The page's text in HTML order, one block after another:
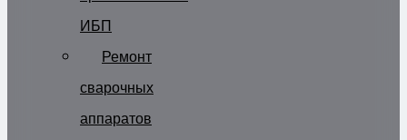
ИБП
Ремонт
сварочных
аппаратов